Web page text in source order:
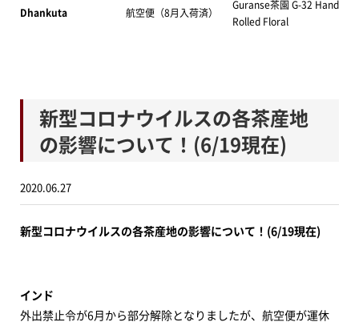
Dhankuta
航空便（8月入荷済）
Guranse茶園 G-32 Hand
Rolled Floral
新型コロナウイルスの各茶産地
の影響について！(6/19現在)
2020.06.27
新型コロナウイルスの各茶産地の影響について！(6/19現在)
インド
外出禁止令が6月から部分解除となりましたが、航空便が運休